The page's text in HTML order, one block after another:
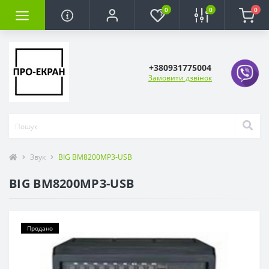
0 0 0
+380931775004
Замовити дзвінок
Звук BIG BM8200MP3-USB
BIG BM8200MP3-USB
Продано